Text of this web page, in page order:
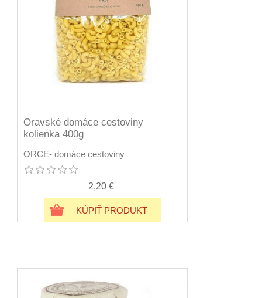
Oravské domáce cestoviny
kolienka 400g
ORCE- domáce cestoviny
2,20 €
KÚPIŤ PRODUKT